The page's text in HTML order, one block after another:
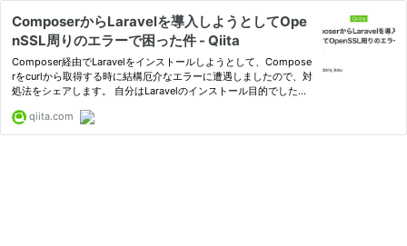
ComposerからLaravelを導入しようとしてOpe
nSSL周りのエラーで困った件 - Qiita
Composer経由でLaravelをインストールしようとして、Compose
rをcurlから取得する時に結構厄介なエラーに遭遇しましたので、対
処法をシェアします。 自分はLaravelのインストール目的でした
qiita.com